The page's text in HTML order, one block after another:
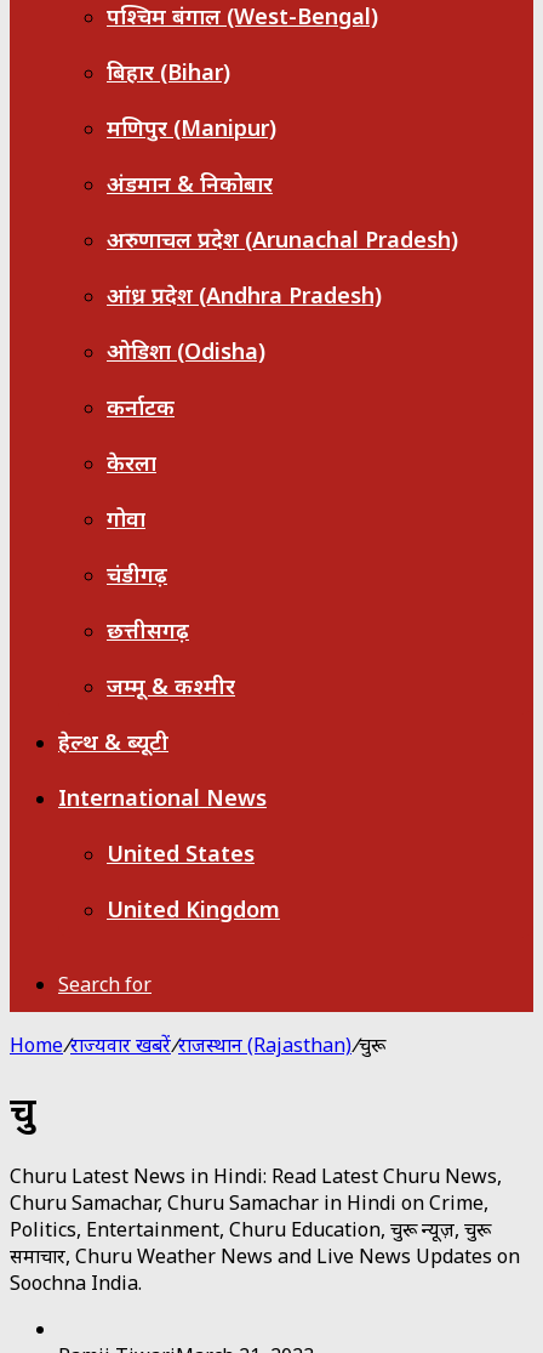
पश्चिम बंगाल (West-Bengal)
बिहार (Bihar)
मणिपुर (Manipur)
अंडमान & निकोबार
अरुणाचल प्रदेश (Arunachal Pradesh)
आंध्र प्रदेश (Andhra Pradesh)
ओडिशा (Odisha)
कर्नाटक
केरला
गोवा
चंडीगढ़
छत्तीसगढ़
जम्मू & कश्मीर
हेल्थ & ब्यूटी
International News
United States
United Kingdom
Search for
Home/राज्यवार खबरें/राजस्थान (Rajasthan)/चुरू
चुरू
Churu Latest News in Hindi: Read Latest Churu News,
Churu Samachar, Churu Samachar in Hindi on Crime,
Politics, Entertainment, Churu Education, चुरू न्यूज़, चुरू
समाचार, Churu Weather News and Live News Updates on
Soochna India.